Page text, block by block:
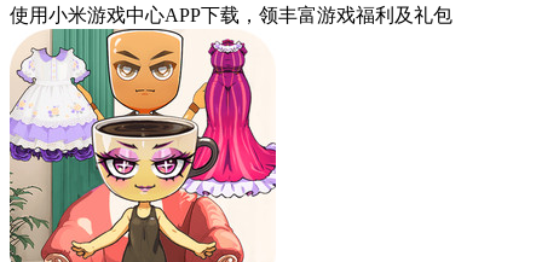
使用小米游戏中心APP下载 ，领丰富游戏福利 及礼包